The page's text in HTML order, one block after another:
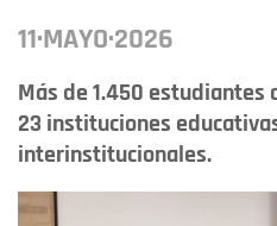
11·MAYO·2026
Más de 1.450 estudiantes
23 instituciones
interinstitucionales.